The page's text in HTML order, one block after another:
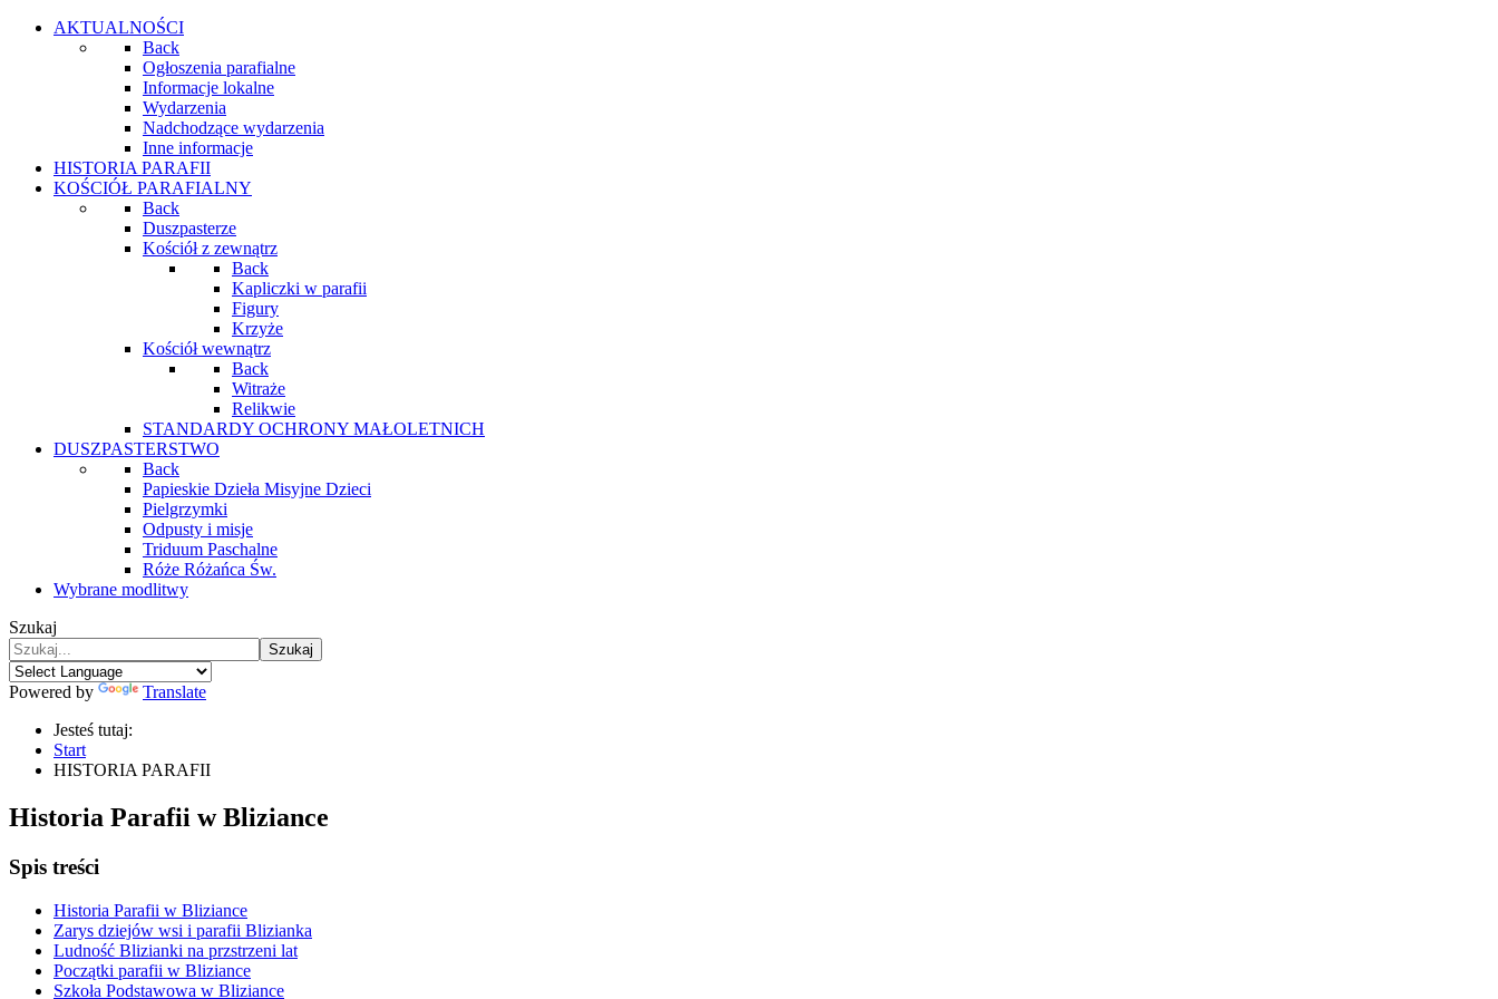
AKTUALNOŚCI
Back
Ogłoszenia parafialne
Informacje lokalne
Wydarzenia
Nadchodzące wydarzenia
Inne informacje
HISTORIA PARAFII
KOŚCIÓŁ PARAFIALNY
Back
Duszpasterze
Kościół z zewnątrz
Back
Kapliczki w parafii
Figury
Krzyże
Kościół wewnątrz
Back
Witraże
Relikwie
STANDARDY OCHRONY MAŁOLETNICH
DUSZPASTERSTWO
Back
Papieskie Dzieła Misyjne Dzieci
Pielgrzymki
Odpusty i misje
Triduum Paschalne
Róże Różańca Św.
Wybrane modlitwy
Szukaj
Szukaj
Powered by
Translate
Jesteś tutaj:
Start
HISTORIA PARAFII
Historia Parafii w Bliziance
Spis treści
Historia Parafii w Bliziance
Zarys dziejów wsi i parafii Blizianka
Ludność Blizianki na przstrzeni lat
Początki parafii w Bliziance
Szkoła Podstawowa w Bliziance